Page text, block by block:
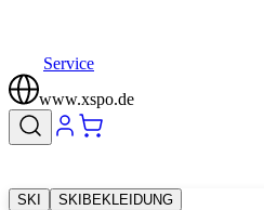
Service
www.xspo.de
SKI SKIBEKLEIDUNG